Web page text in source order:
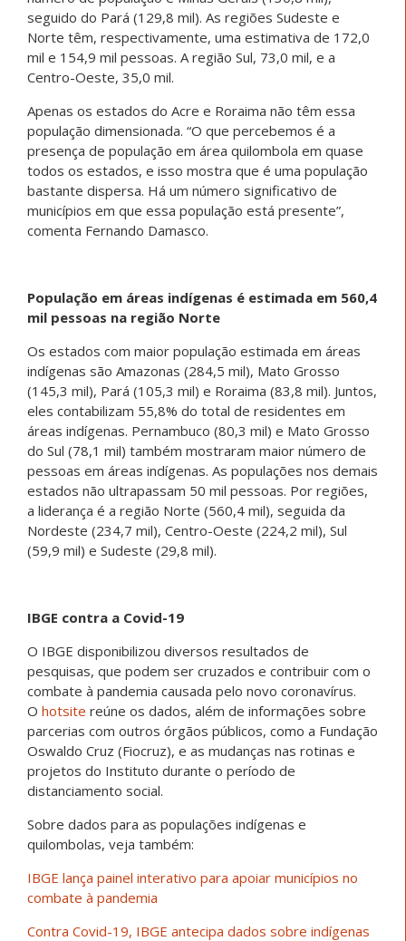
seguido do Pará (129,8 mil). As regiões Sudeste e
Norte têm, respectivamente, uma estimativa de 172,0
mil e 154,9 mil pessoas. A região Sul, 73,0 mil, e a
Centro-Oeste, 35,0 mil.
Apenas os estados do Acre e Roraima não têm essa
população dimensionada. “O que percebemos é a
presença de população em área quilombola em quase
todos os estados, e isso mostra que é uma população
bastante dispersa. Há um número significativo de
municípios em que essa população está presente”,
comenta Fernando Damasco.
População em áreas indígenas é estimada em 560,4
mil pessoas na região Norte
Os estados com maior população estimada em áreas
indígenas são Amazonas (284,5 mil), Mato Grosso
(145,3 mil), Pará (105,3 mil) e Roraima (83,8 mil). Juntos,
eles contabilizam 55,8% do total de residentes em
áreas indígenas. Pernambuco (80,3 mil) e Mato Grosso
do Sul (78,1 mil) também mostraram maior número de
pessoas em áreas indígenas. As populações nos demais
estados não ultrapassam 50 mil pessoas. Por regiões,
a liderança é a região Norte (560,4 mil), seguida da
Nordeste (234,7 mil), Centro-Oeste (224,2 mil), Sul
(59,9 mil) e Sudeste (29,8 mil).
IBGE contra a Covid-19
O IBGE disponibilizou diversos resultados de
pesquisas, que podem ser cruzados e contribuir com o
combate à pandemia causada pelo novo coronavírus.
O hotsite reúne os dados, além de informações sobre
parcerias com outros órgãos públicos, como a Fundação
Oswaldo Cruz (Fiocruz), e as mudanças nas rotinas e
projetos do Instituto durante o período de
distanciamento social.
Sobre dados para as populações indígenas e
quilombolas, veja também:
IBGE lança painel interativo para apoiar municípios no
combate à pandemia
Contra Covid-19, IBGE antecipa dados sobre indígenas